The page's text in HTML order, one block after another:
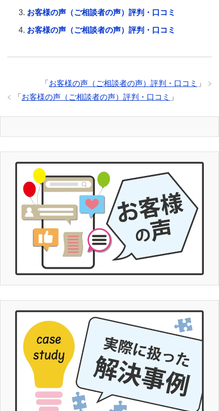
お客様の声（ご相談者の声）評判・口コミ
お客様の声（ご相談者の声）評判・口コミ
「 お客様の声（ご相談者の声）評判・口コミ
」
「 お客様の声（ご相談者の声）評判・口コミ 」